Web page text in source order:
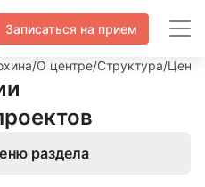
Записаться на прием
/О центре/Структура/
раздела